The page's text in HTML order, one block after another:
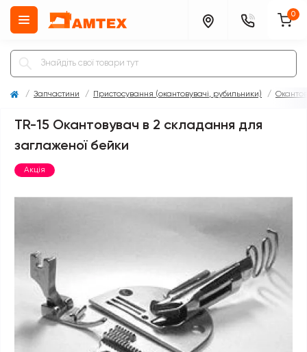
0
Запчастини Пристосування (окантовувачі, рубильники)
TR-15 Окантовувач в 2 складання для
заглаженої бейки
Акція